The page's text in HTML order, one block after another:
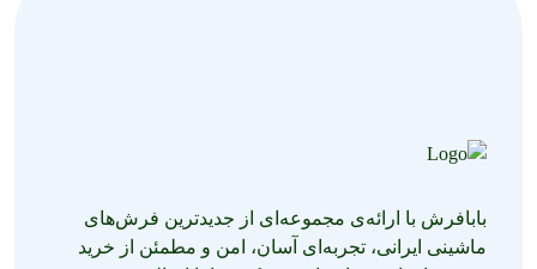
بابافرش با ارائه‌ی مجموعه‌ای از جدیدترین فرش‌های
ماشینی ایرانی، تجربه‌ای آسان، امن و مطمئن از خرید